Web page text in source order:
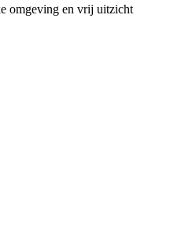
omgeving en vrij uitzicht